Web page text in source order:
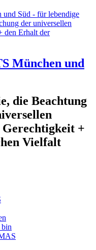
München und
die Beachtung
Gerechtigkeit +
Vielfalt